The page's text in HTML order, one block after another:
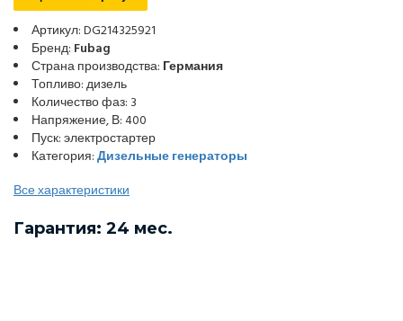
Артикул: DG214325921
Бренд: Fubag
Страна производства: Германия
Топливо: дизель
Количество фаз: 3
Напряжение, В: 400
Пуск: электростартер
Категория:Дизельные генераторы
Все характеристики
Гарантия: 24 мес.